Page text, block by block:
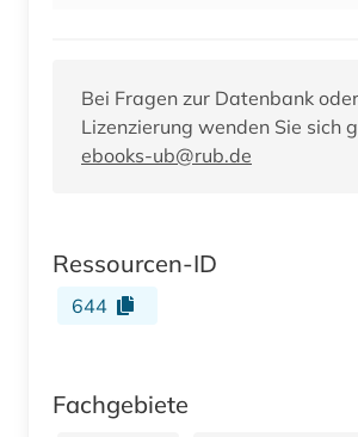
Bei Fragen zur Datenbank
Lizenzierung wenden Sie sich
ebooks-ub@rub.de
Ressourcen-ID
644
Fachgebiete